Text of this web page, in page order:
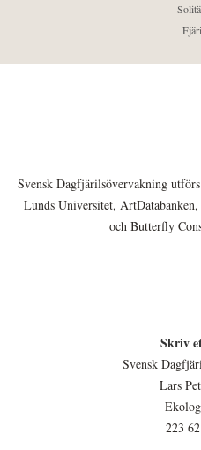
Svensk Dagfjärilsövervakning
Lunds Universitet,
och Butterfly
Skriv
Svensk
Lars
223